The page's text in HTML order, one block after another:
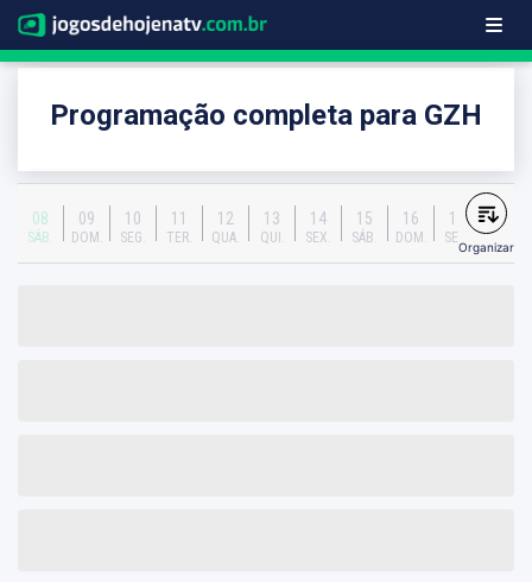
Programação completa para GZH
08
SÁB.
09
DOM.
10
SEG.
11
TER.
12
QUA.
13
QUI.
14
SEX.
15
SÁB.
16
DOM.
17
SEG.
Organizar